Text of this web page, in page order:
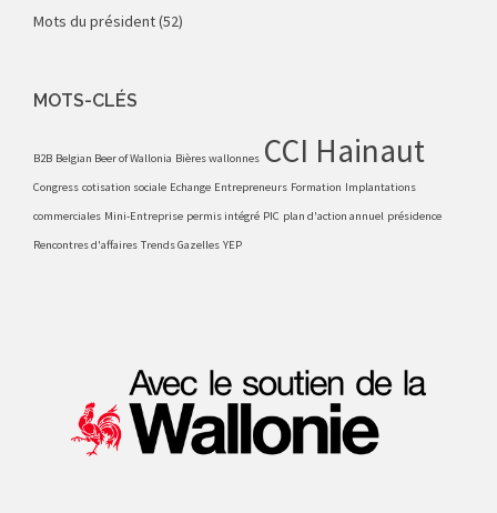
Mots du président(52)
MOTS-CLÉS
B2B Belgian Beer of Wallonia Bières wallonnes CCI Hainaut
Congress cotisation sociale Echange Entrepreneurs Formation Implantations
commerciales Mini-Entreprise permis intégré PIC plan d'action annuel présidence
Rencontres d'affaires Trends Gazelles YEP